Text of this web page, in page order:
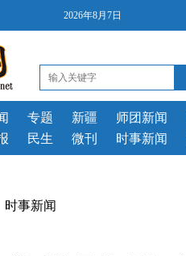
2026年8月7日
专题 新疆
师团新闻
民生
微刊 时事新闻
时事新闻